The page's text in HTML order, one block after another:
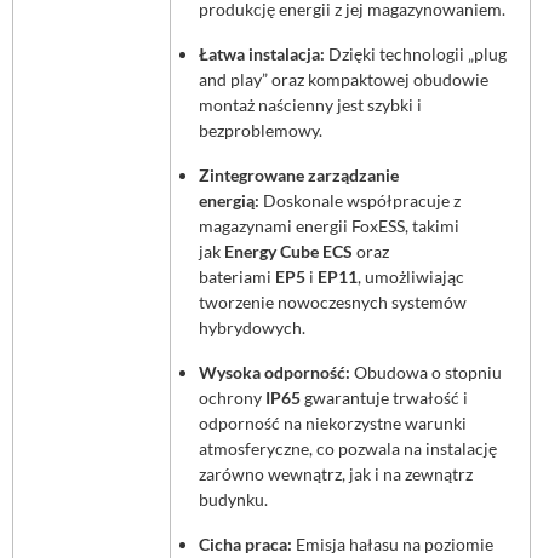
produkcję energii z jej magazynowaniem.
Łatwa instalacja: Dzięki technologii „plug
and play” oraz kompaktowej obudowie
montaż naścienny jest szybki i
bezproblemowy.
Zintegrowane zarządzanie
energią: Doskonale współpracuje z
magazynami energii FoxESS, takimi
jak Energy Cube ECS oraz
bateriami EP5 i EP11, umożliwiając
tworzenie nowoczesnych systemów
hybrydowych.
Wysoka odporność: Obudowa o stopniu
ochrony IP65gwarantuje trwałość i
odporność na niekorzystne warunki
atmosferyczne, co pozwala na instalację
zarówno wewnątrz, jak i na zewnątrz
budynku.
Cicha praca: Emisja hałasu na poziomie